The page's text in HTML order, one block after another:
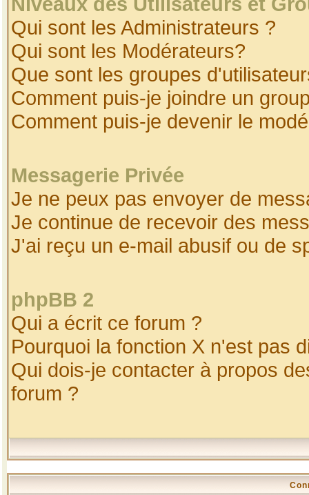
Qui sont les Administrateurs ?
Qui sont les Modérateurs?
Que sont les groupes
Comment puis-je joindre un
Comment puis-je devenir le
Messagerie Privée
Je ne peux pas envoyer de
Je continue de recevoir des
J'ai reçu un e-mail abusif ou de
phpBB 2
Qui a écrit ce forum ?
Pourquoi la fonction X n'est pas
Qui dois-je contacter à propos
forum ?